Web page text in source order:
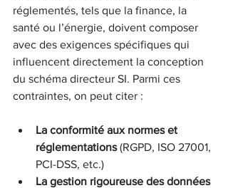
réglementés, tels que la finance, la
santé ou l’énergie, doivent composer
avec des exigences spécifiques qui
influencent directement la conception
du schéma directeur SI. Parmi ces
contraintes, on peut citer :
La conformité aux normes et
réglementations (RGPD, ISO 27001,
PCI-DSS, etc.)
La gestion rigoureuse des données